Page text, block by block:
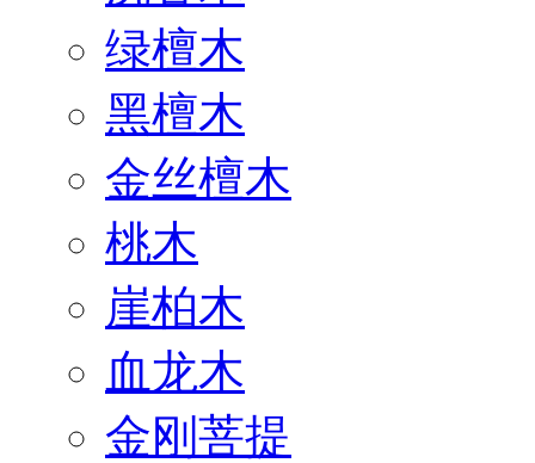
绿檀木
黑檀木
金丝檀木
桃木
崖柏木
血龙木
金刚菩提